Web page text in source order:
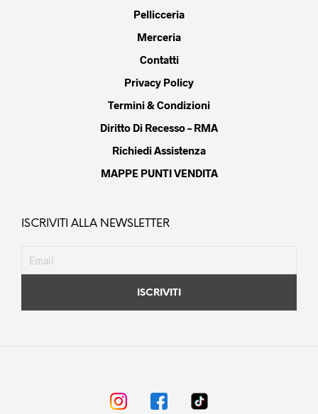
Pellicceria
Merceria
Contatti
Privacy Policy
Termini & Condizioni
Diritto Di Recesso – RMA
Richiedi Assistenza
MAPPE PUNTI VENDITA
ISCRIVITI ALLA NEWSLETTER